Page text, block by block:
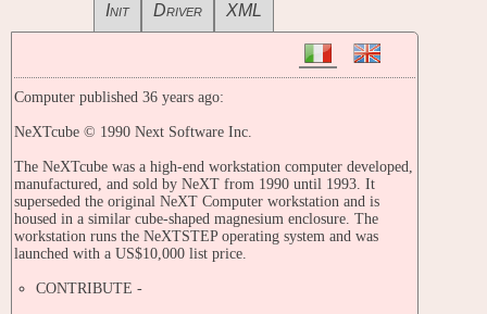
Init Driver XML
Computer published 36 years ago:
NeXTcube © 1990 Next Software Inc.
The NeXTcube was a high-end workstation computer developed,
manufactured, and sold by NeXT from 1990 until 1993. It
superseded the original NeXT Computer workstation and is
housed in a similar cube-shaped magnesium enclosure. The
workstation runs the NeXTSTEP operating system and was
launched with a US$10,000 list price.
CONTRIBUTE -